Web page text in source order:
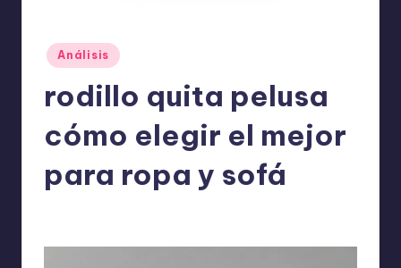
Publicado
en
Análisis
rodillo quita pelusa
cómo elegir el mejor
para ropa y sofá